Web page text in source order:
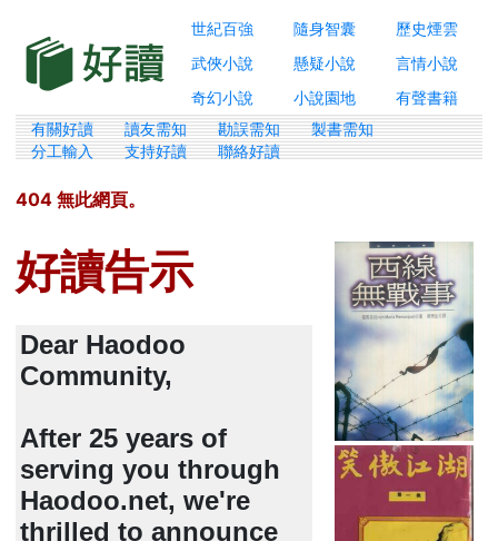
世紀百強 隨身智囊
歷史煙雲
武俠小說
懸疑小說
言情小說
奇幻小說
小說園地 有聲書籍
有關好讀 讀友需知 勘誤需知
製書需知
分工輸入
支持好讀 聯絡好讀
404 無此網頁。
好讀告示
Dear Haodoo
Community,
After 25 years of
serving you through
Haodoo.net, we're
thrilled to announce